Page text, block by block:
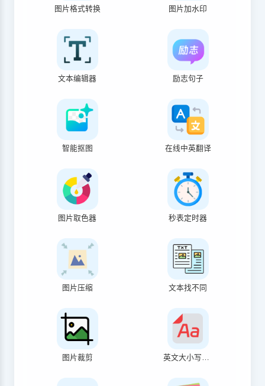
图片格式转换 图片加水印
文本编辑器 励志句子
智能抠图 在线中英翻译
图片取色器 秒表定时器
图片压缩 文本找不同
图片裁剪 英文大小写转换